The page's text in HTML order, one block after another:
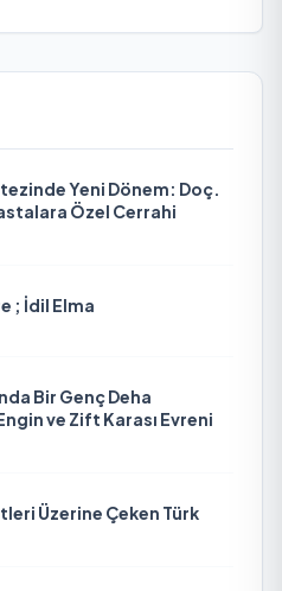
Yeni Dönem: Doç.
Özel Cerrahi
; İdil Elma
Bir Genç Deha
ve Zift Karası Evreni
Üzerine Çeken Türk